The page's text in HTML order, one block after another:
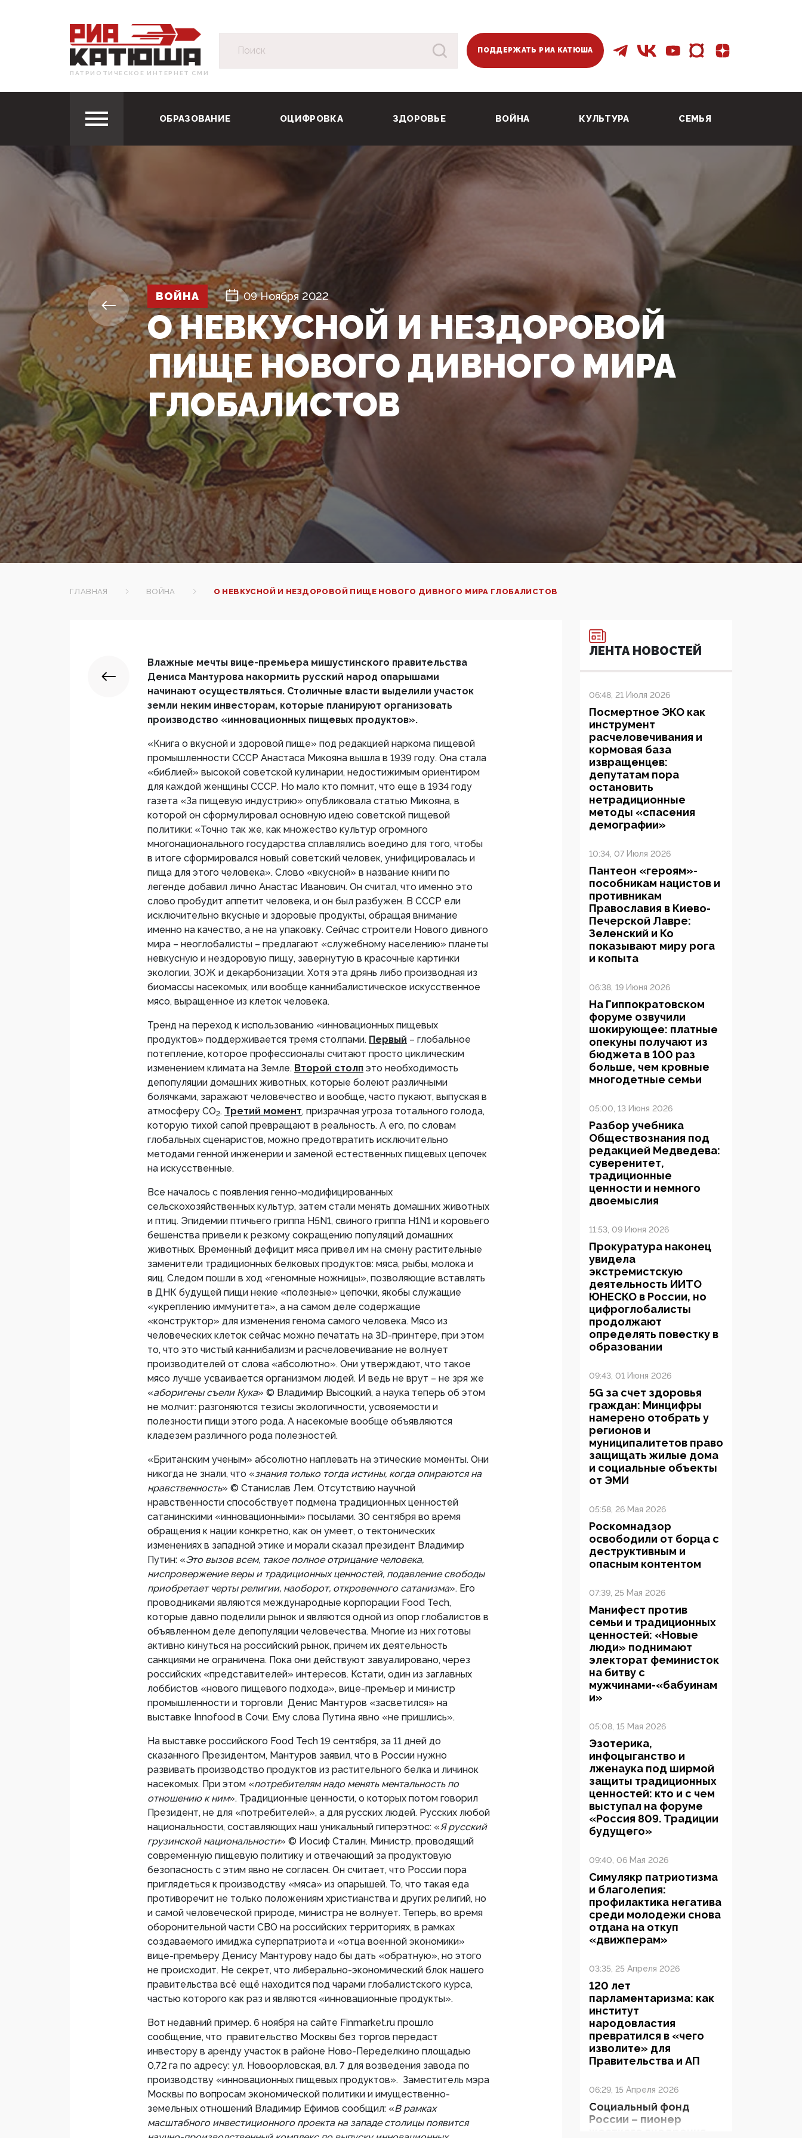
ПАТРИОТИЧЕСКОЕ ИНТЕРНЕТ СМИ
ПОДДЕРЖАТЬ РИА КАТЮША
ОБРАЗОВАНИЕ ОЦИФРОВКА ЗДОРОВЬЕ ВОЙНА КУЛЬТУРА СЕМЬЯ
ВОЙНА 09 Ноября 2022
О НЕВКУСНОЙ И НЕЗДОРОВОЙ
ПИЩЕ НОВОГО ДИВНОГО МИРА
ГЛОБАЛИСТОВ
ГЛАВНАЯ ВОЙНА О НЕВКУСНОЙ И НЕЗДОРОВОЙ ПИЩЕ НОВОГО ДИВНОГО МИРА ГЛОБАЛИСТОВ
Влажные мечты вице-премьера мишустинского правительства
Дениса Мантурова накормить русский народ опарышами
начинают осуществляться. Столичные власти выделили участок
земли неким инвесторам, которые планируют организовать
производство «инновационных пищевых продуктов».
«Книга о вкусной и здоровой пище» под редакцией наркома пищевой
промышленности СССР Анастаса Микояна вышла в 1939 году. Она стала
«библией» высокой советской кулинарии, недостижимым ориентиром
для каждой женщины СССР. Но мало кто помнит, что еще в 1934 году
газета «За пищевую индустрию» опубликовала статью Микояна, в
которой он сформулировал основную идею советской пищевой
политики: «Точно так же, как множество культур огромного
многонационального государства сплавлялись воедино для того, чтобы
в итоге сформировался новый советский человек, унифицировалась и
пища для этого человека». Слово «вкусной» в название книги по
легенде добавил лично Анастас Иванович. Он считал, что именно это
слово пробудит аппетит человека, и он был разбужен. В СССР ели
исключительно вкусные и здоровые продукты, обращая внимание
именно на качество, а не на упаковку. Сейчас строители Нового дивного
мира – неоглобалисты – предлагают «служебному населению» планеты
невкусную и нездоровую пищу, завернутую в красочные картинки
экологии, ЗОЖ и декарбонизации. Хотя эта дрянь либо производная из
биомассы насекомых, или вообще каннибалистическое искусственное
мясо, выращенное из клеток человека.
Тренд на переход к использованию «инновационных пищевых
продуктов» поддерживается тремя столпами. Первый – глобальное
потепление, которое профессионалы считают просто циклическим
изменением климата на Земле. Второй столп это необходимость
депопуляции домашних животных, которые болеют различными
болячками, заражают человечество и вообще, часто пукают, выпуская в
атмосферу СО2. Третий момент, призрачная угроза тотального голода,
которую тихой сапой превращают в реальность. А его, по словам
глобальных сценаристов, можно предотвратить исключительно
методами генной инженерии и заменой естественных пищевых цепочек
на искусственные.
Все началось с появления генно-модифицированных
сельскохозяйственных культур, затем стали менять домашних животных
и птиц. Эпидемии птичьего гриппа H5N1, свиного гриппа H1N1 и коровьего
бешенства привели к резкому сокращению популяций домашних
животных. Временный дефицит мяса привел им на смену растительные
заменители традиционных белковых продуктов: мяса, рыбы, молока и
яиц. Следом пошли в ход «геномные ножницы», позволяющие вставлять
в ДНК будущей пищи некие «полезные» цепочки, якобы служащие
«укреплению иммунитета», а на самом деле содержащие
«конструктор» для изменения генома самого человека. Мясо из
человеческих клеток сейчас можно печатать на 3D-принтере, при этом
то, что это чистый каннибализм и расчеловечивание не волнует
производителей от слова «абсолютно». Они утверждают, что такое
мясо лучше усваивается организмом людей. И ведь не врут – не зря же
«аборигены съели Кука» © Владимир Высоцкий, а наука теперь об этом
не молчит: разгоняются тезисы экологичности, усвояемости и
полезности пищи этого рода. А насекомые вообще объявляются
кладезем различного рода полезностей.
«Британским ученым» абсолютно наплевать на этические моменты. Они
никогда не знали, что «знания только тогда истины, когда опираются на
нравственность» © Станислав Лем. Отсутствию научной
нравственности способствует подмена традиционных ценностей
сатанинскими «инновационными» посылами. 30 сентября во время
обращения к нации конкретно, как он умеет, о тектонических
изменениях в западной этике и морали сказал президент Владимир
Путин: «Это вызов всем, такое полное отрицание человека,
ниспровержение веры и традиционных ценностей, подавление свободы
приобретает черты религии, наоборот, откровенного сатанизма». Его
проводниками являются международные корпорации Food Tech,
которые давно поделили рынок и являются одной из опор глобалистов в
объявленном деле депопуляции человечества. Многие из них готовы
активно кинуться на российский рынок, причем их деятельность
санкциями не ограничена. Пока они действуют завуалировано, через
российских «представителей» интересов. Кстати, один из заглавных
лоббистов «нового пищевого подхода», вице-премьер и министр
промышленности и торговли Денис Мантуров «засветился» на
выставке Innofood в Сочи. Ему слова Путина явно «не пришлись».
На выставке российского Food Tech 19 сентября, за 11 дней до
сказанного Президентом, Мантуров заявил, что в России нужно
развивать производство продуктов из растительного белка и личинок
насекомых. При этом «потребителям надо менять ментальность по
отношению к ним». Традиционные ценности, о которых потом говорил
Президент, не для «потребителей», а для русских людей. Русских любой
национальности, составляющих наш уникальный гиперэтнос: «Я русский
грузинской национальности» © Иосиф Сталин. Министр, проводящий
современную пищевую политику и отвечающий за продуктовую
безопасность с этим явно не согласен. Он считает, что России пора
приглядеться к производству «мяса» из опарышей. То, что такая еда
противоречит не только положениям христианства и других религий, но
и самой человеческой природе, министра не волнует. Теперь, во время
оборонительной части СВО на российских территориях, в рамках
создаваемого имиджа суперпатриота и «отца военной экономики»
вице-премьеру Денису Мантурову надо бы дать «обратную», но этого
не происходит. Не секрет, что либерально-экономический блок нашего
правительства всё ещё находится под чарами глобалистского курса,
частью которого как раз и являются «инновационные продукты».
Вот недавний пример. 6 ноября на сайте Finmarket.ru прошло
сообщение, что правительство Москвы без торгов передаст
инвестору в аренду участок в районе Ново-Переделкино площадью
0,72 га по адресу: ул. Новоорловская, вл. 7 для возведения завода по
производству «инновационных пищевых продуктов». Заместитель мэра
Москвы по вопросам экономической политики и имущественно-
земельных отношений Владимир Ефимов сообщил: «В рамках
масштабного инвестиционного проекта на западе столицы появится
ЛЕНТА НОВОСТЕЙ
06:48, 21 Июля 2026
Посмертное ЭКО как
инструмент
расчеловечивания и
кормовая база
извращенцев:
депутатам пора
остановить
нетрадиционные
методы «спасения
демографии»
10:34, 07 Июля 2026
Пантеон «героям»-
пособникам нацистов и
противникам
Православия в Киево-
Печерской Лавре:
Зеленский и Ко
показывают миру рога
и копыта
06:38, 19 Июня 2026
На Гиппократовском
форуме озвучили
шокирующее: платные
опекуны получают из
бюджета в 100 раз
больше, чем кровные
многодетные семьи
05:00, 13 Июня 2026
Разбор учебника
Обществознания под
редакцией Медведева:
суверенитет,
традиционные
ценности и немного
двоемыслия
11:53, 09 Июня 2026
Прокуратура наконец
увидела
экстремистскую
деятельность ИИТО
ЮНЕСКО в России, но
цифроглобалисты
продолжают
определять повестку в
образовании
09:43, 01 Июня 2026
5G за счет здоровья
граждан: Минцифры
намерено отобрать у
регионов и
муниципалитетов право
защищать жилые дома
и социальные объекты
от ЭМИ
05:58, 26 Мая 2026
Роскомнадзор
освободили от борца с
деструктивным и
опасным контентом
07:39, 25 Мая 2026
Манифест против
семьи и традиционных
ценностей: «Новые
люди» поднимают
электорат феминисток
на битву с
мужчинами-«бабуинам
и»
05:08, 15 Мая 2026
Эзотерика,
инфоцыганство и
лженаука под ширмой
защиты традиционных
ценностей: кто и с чем
выступал на форуме
«Россия 809. Традиции
будущего»
09:40, 06 Мая 2026
Симулякр патриотизма
и благолепия:
профилактика негатива
среди молодежи снова
отдана на откуп
«движперам»
03:35, 25 Апреля 2026
120 лет
парламентаризма: как
институт
народовластия
превратился в «чего
изволите» для
Правительства и АП
06:29, 15 Апреля 2026
Социальный фонд
России – пионер